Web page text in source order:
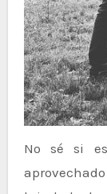
No sé si